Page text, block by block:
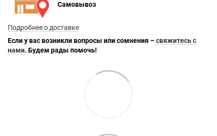
Самовывоз
Подробнее о доставке
Если у вас возникли вопросы или сомнения –свяжитесь с
нами. Будем рады помочь!